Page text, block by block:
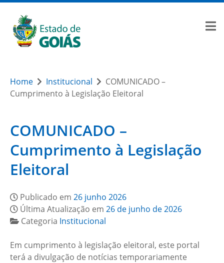
Home Institucional
COMUNICADO –
Cumprimento à Legislação Eleitoral
COMUNICADO –
Cumprimento à Legislação
Eleitoral
Publicado em 26 junho 2026
Última Atualização em 26 de junho de 2026
Categoria Institucional
Em cumprimento à legislação eleitoral, este portal
terá a divulgação de notícias temporariamente